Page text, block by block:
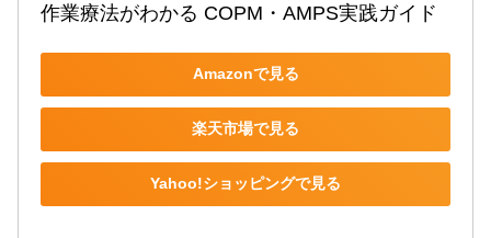
作業療法がわかる COPM・AMPS実践ガイド
Amazonで見る
楽天市場で見る
Yahoo!ショッピングで見る